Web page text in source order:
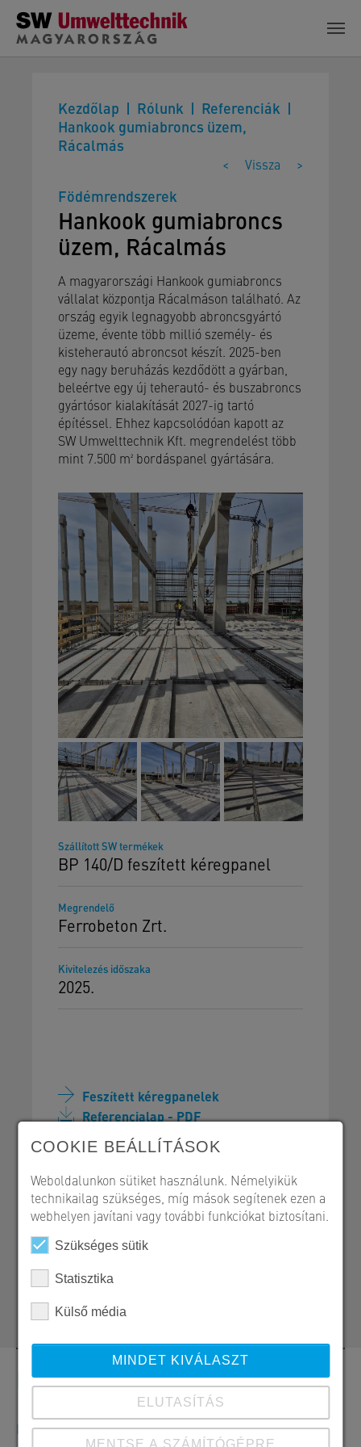
Skip to main content
Kezdőlap Rólunk
Referenciák
Hankook gumiabroncs üzem,
Rácalmás
< Vissza >
Födémrendszerek
Hankook gumiabroncs
üzem, Rácalmás
A magyarországi Hankook gumiabroncs
vállalat központja Rácalmáson található. Az
ország egyik legnagyobb abroncsgyártó
üzeme, évente több millió személy- és
kisteherautó abroncsot készít. 2025-ben
egy nagy beruházás kezdődött a gyárban,
beleértve egy új teherautó- és buszabroncs
gyártósor kialakítását 2027-ig tartó
építéssel. Ehhez kapcsolódóan kapott az
SW Umwelttechnik Kft. megrendelést több
mint 7.500 m² bordáspanel gyártására.
Szállított SW termékek
BP 140/D feszített kéregpanel
Megrendelő
Ferrobeton Zrt.
Kivitelezés időszaka
2025.
Feszített kéregpanelek
Referencialap - PDF
SW Umwelttechnik Magyarország Kft.
zoltan.zimmermann@sw-
Kapcsolat
Megrendelések, ajánlatok és termékinformációk
COOKIE BEÁLLÍTÁSOK
Weboldalunkon sütiket használunk. Némelyikük
technikailag szükséges, míg mások segítenek ezen a
webhelyen javítani vagy további funkciókat biztosítani.
Szükséges sütik
Statisztika
Külső média
MINDET KIVÁLASZT
ELUTASÍTÁS
MENTSE A SZÁMÍTÓGÉPRE